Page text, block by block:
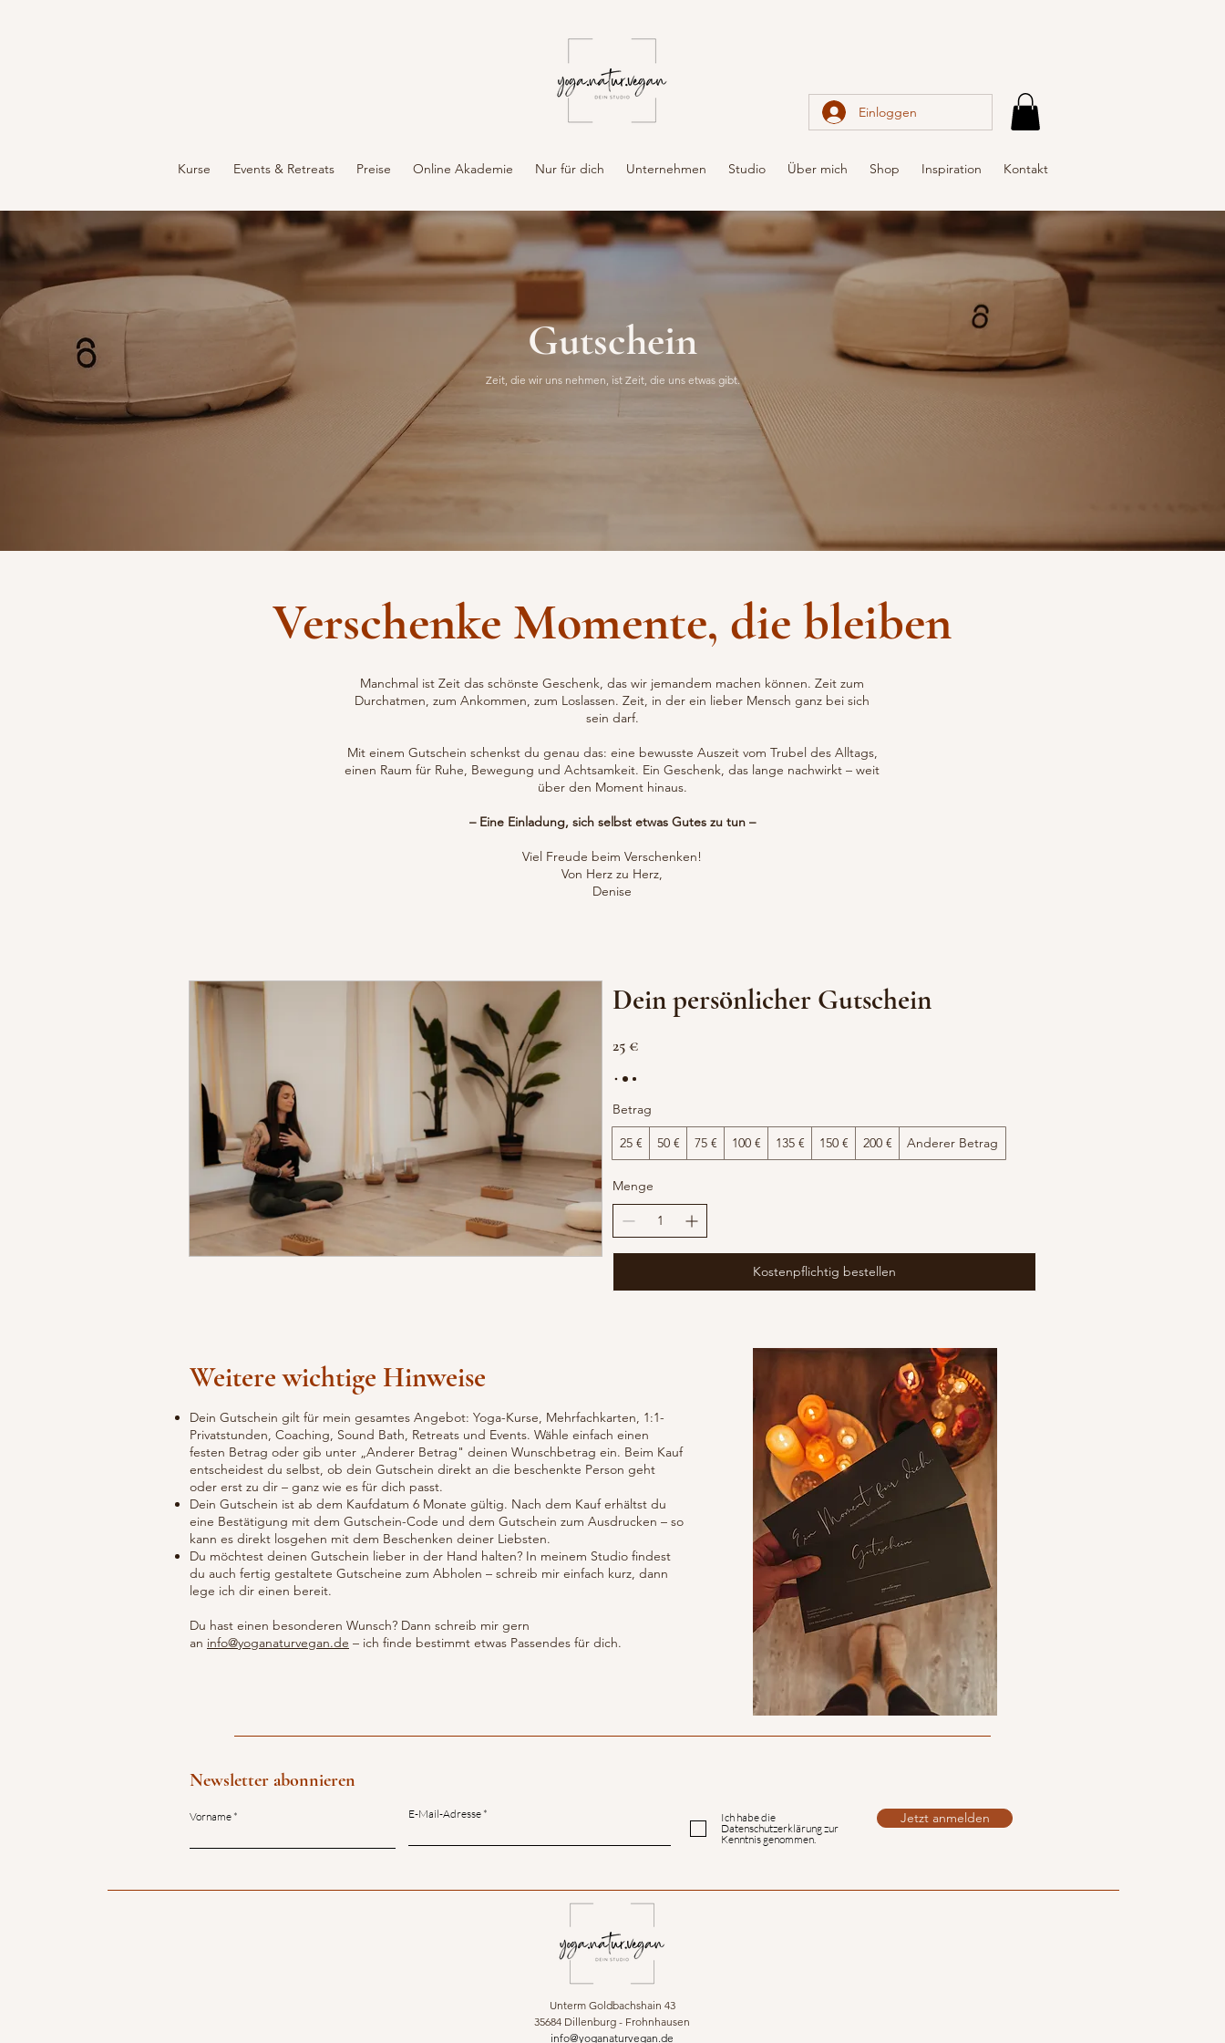
Einloggen
Kurse Events & Retreats Preise Online Akademie Nur für dich Unternehmen Studio Über mich Shop Inspiration Kontakt
Gutschein
Zeit, die wir uns nehmen, ist Zeit, die uns etwas gibt.
Verschenke Momente, die bleiben
Manchmal ist Zeit das schönste Geschenk, das wir jemandem machen können. Zeit zum
Durchatmen, zum Ankommen, zum Loslassen. Zeit, in der ein lieber Mensch ganz bei sich
sein darf.
Mit einem Gutschein schenkst du genau das: eine bewusste Auszeit vom Trubel des Alltags,
einen Raum für Ruhe, Bewegung und Achtsamkeit. Ein Geschenk, das lange nachwirkt – weit
über den Moment hinaus.
– Eine Einladung, sich selbst etwas Gutes zu tun –
Viel Freude beim Verschenken!
Von Herz zu Herz,
Denise
Dein persönlicher Gutschein
25 €
Betrag
25 € 50 € 75 € 100 € 135 € 150 € 200 € Anderer Betrag
Menge
Kostenpflichtig bestellen
Weitere wichtige Hinweise
Dein Gutschein gilt für mein gesamtes Angebot: Yoga-Kurse, Mehrfachkarten, 1:1-
Privatstunden, Coaching, Sound Bath, Retreats und Events. Wähle einfach einen
festen Betrag oder gib unter „Anderer Betrag" deinen Wunschbetrag ein. Beim Kauf
entscheidest du selbst, ob dein Gutschein direkt an die beschenkte Person geht
oder erst zu dir – ganz wie es für dich passt.
Dein Gutschein ist ab dem Kaufdatum 6 Monate gültig. Nach dem Kauf erhältst du
eine Bestätigung mit dem Gutschein-Code und dem Gutschein zum Ausdrucken – so
kann es direkt losgehen mit dem Beschenken deiner Liebsten.
Du möchtest deinen Gutschein lieber in der Hand halten? In meinem Studio findest
du auch fertig gestaltete Gutscheine zum Abholen – schreib mir einfach kurz, dann
lege ich dir einen bereit.
Du hast einen besonderen Wunsch? Dann schreib mir gern
an info@yoganaturvegan.de – ich finde bestimmt etwas Passendes für dich.
Newsletter abonnieren
Vorname E-Mail-Adresse
Ich habe die
Datenschutzerklärung zur
Kenntnis genommen.
Jetzt anmelden
Unterm Goldbachshain 43
35684 Dillenburg - Frohnhausen
info@yoganaturvegan.de